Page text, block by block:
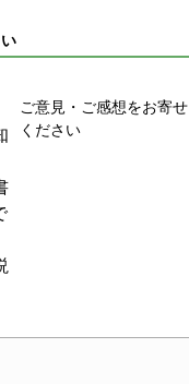
ご意見・ご感想をお寄せ
ください